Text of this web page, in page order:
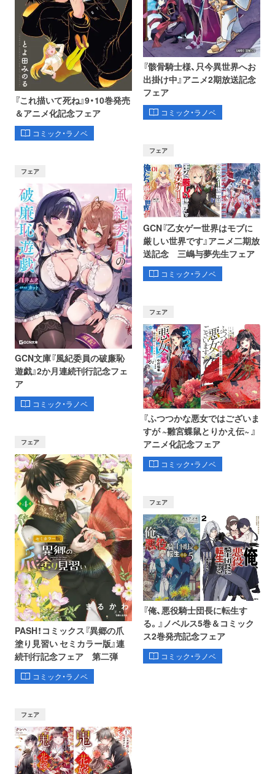
『これ描いて死ね』9・10巻発売
＆アニメ化記念フェア
コミック・ラノベ
『骸骨騎士様、只今異世界へお
出掛け中』アニメ2期放送記念
フェア
コミック・ラノベ
フェア
GCN文庫『風紀委員の破廉恥
遊戯』2か月連続刊行記念フェ
ア
コミック・ラノベ
フェア
GCN『乙女ゲー世界はモブに
厳しい世界です』アニメ二期放
送記念 三嶋与夢先生フェア
コミック・ラノベ
フェア
PASH！コミックス『異郷の爪
塗り見習い セミカラー版』連
続刊行記念フェア 第二弾
コミック・ラノベ
フェア
『ふつつかな悪女ではございま
すが ~雛宮蝶鼠とりかえ伝~ 』
アニメ化記念フェア
コミック・ラノベ
フェア
フェア
『俺、悪役騎士団長に転生す
る。』ノベルス5巻＆コミック
ス2巻発売記念フェア
コミック・ラノベ